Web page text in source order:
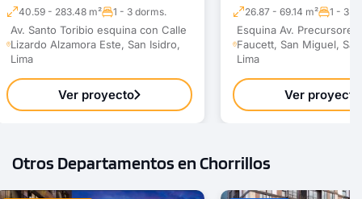
40.59 - 283.48 m² 1 - 3 dorms.
Av. Santo Toribio esquina con Calle
Lizardo Alzamora Este, San Isidro,
Lima
Ver proyecto
26.87 - 69.14 m² 1 - 3
Esquina Av. Precursores
Faucett, San Miguel,
Lima
Ver proyecto
Otros Departamentos en Chorrillos